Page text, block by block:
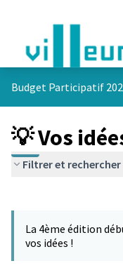
Budget Participatif
💡 Vos
Filtrer et rechercher
La 4ème édition
vos idées !